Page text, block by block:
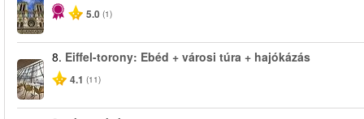
5.0 (1)
8. Eiffel-torony: Ebéd + városi túra + hajókázás
4.1 (11)